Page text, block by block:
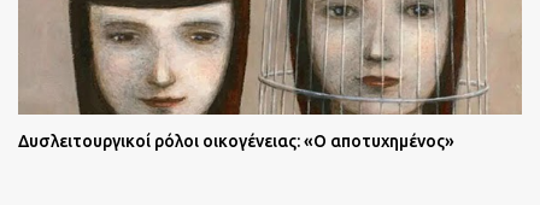
Δυσλειτουργικοί ρόλοι οικογένειας: «Ο αποτυχημένος»